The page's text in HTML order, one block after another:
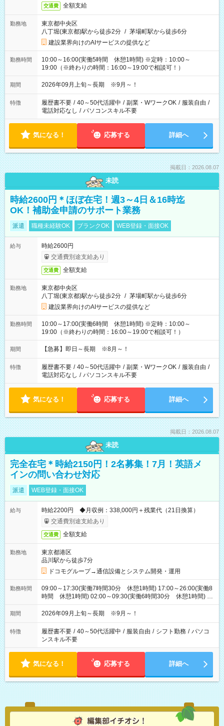
交通費 全額支給
勤務地
東京都中央区
八丁堀(東京都)駅から徒歩2分 / 茅場町駅から徒歩6分
建設業界向けのAIサービスの提供など
勤務時間
10:00～16:00(実働5時間 休憩1時間) ※定時：10:00～
19:00（※終わりの時間：16:00～19:00で相談可！）
期間 2026年09月上旬～長期 ※9月～！
特徴 履歴書不要 / 40～50代活躍中 / 副業・WワークOK / 服装自由 /
電話対応なし / パソコンスキル不要
気になる！ 応募する 詳細へ
掲載日：2026.08.07
未読
時給2600円＊ほぼ在宅！週3～4日＆16時迄
OK！補助金申請のサポート業務
派遣 職種未経験OK ブランクOK WEB登録・面接OK
給与
時給2600円
交通費別途支給あり
交通費 全額支給
勤務地
東京都中央区
八丁堀(東京都)駅から徒歩2分 / 茅場町駅から徒歩6分
建設業界向けのAIサービスの提供など
勤務時間
10:00～17:00(実働6時間 休憩1時間) ※定時：10:00～
19:00（※終わりの時間：16:00～19:00で相談可！）
期間 【急募】即日～長期 ※8月～！
特徴 履歴書不要 / 40～50代活躍中 / 副業・WワークOK / 服装自由 /
電話対応なし / パソコンスキル不要
気になる！ 応募する 詳細へ
掲載日：2026.08.07
未読
完全在宅＊時給2150円！2名募集！7月！英語メ
インの問い合わせ対応
派遣 WEB登録・面接OK
給与
時給2200円 ◆月収例：338,000円＋残業代（21日換算）
交通費別途支給あり
交通費 全額支給
勤務地
東京都港区
品川駅から徒歩7分
ドコモグループ→通信設備とシステム開発・運用
勤務時間
09:00～17:30(実働7時間30分 休憩1時間) 17:00～26:00(実働8
時間 休憩1時間) 02:00～09:30(実働6時間30分 休憩1時間) ※
日勤は就業時間1/夜勤は就業時間2.3を連続で行って頂きます
期間 2026年09月上旬～長期 ※9月～！
特徴 履歴書不要 / 40～50代活躍中 / 服装自由 / シフト勤務 / パソコ
ンスキル不要
気になる！ 応募する 詳細へ